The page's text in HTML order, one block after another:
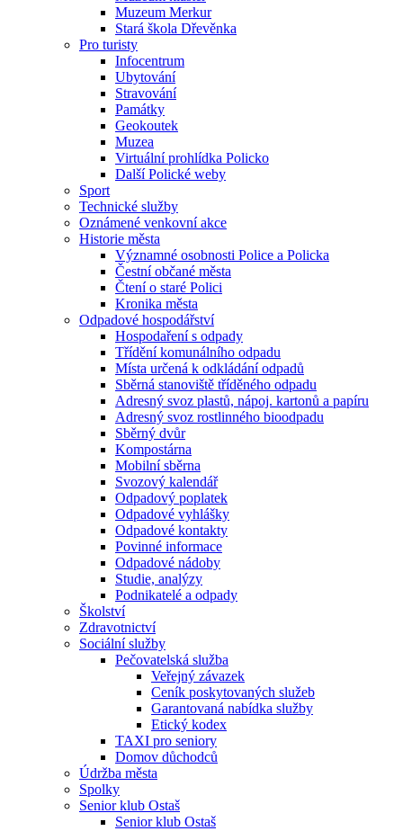
Muzeum Merkur
Stará škola Dřevěnka
Pro turisty
Infocentrum
Ubytování
Stravování
Památky
Geokoutek
Muzea
Virtuální prohlídka Policko
Další Polické weby
Sport
Technické služby
Oznámené venkovní akce
Historie města
Významné osobnosti Police a Policka
Čestní občané města
Čtení o staré Polici
Kronika města
Odpadové hospodářství
Hospodaření s odpady
Třídění komunálního odpadu
Místa určená k odkládání odpadů
Sběrná stanoviště tříděného odpadu
Adresný svoz plastů, nápoj. kartonů a papíru
Adresný svoz rostlinného bioodpadu
Sběrný dvůr
Kompostárna
Mobilní sběrna
Svozový kalendář
Odpadový poplatek
Odpadové vyhlášky
Odpadové kontakty
Povinné informace
Odpadové nádoby
Studie, analýzy
Podnikatelé a odpady
Školství
Zdravotnictví
Sociální služby
Pečovatelská služba
Veřejný závazek
Ceník poskytovaných služeb
Garantovaná nabídka služby
Etický kodex
TAXI pro seniory
Domov důchodců
Údržba města
Spolky
Senior klub Ostaš
Senior klub Ostaš